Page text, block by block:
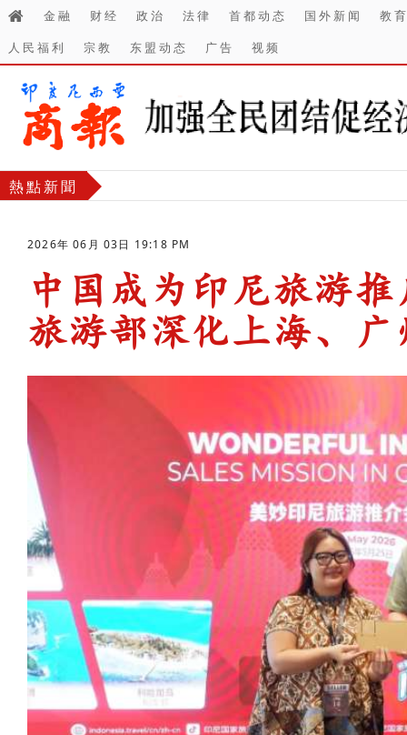
金融 财经 政治 法律 首都动态 国外新闻
教
人民福利
宗教 东盟动态 广告 视频
熱點新聞
2026年 06月 03日 19:18 PM
中国成为印尼旅游
旅游部深化上海、